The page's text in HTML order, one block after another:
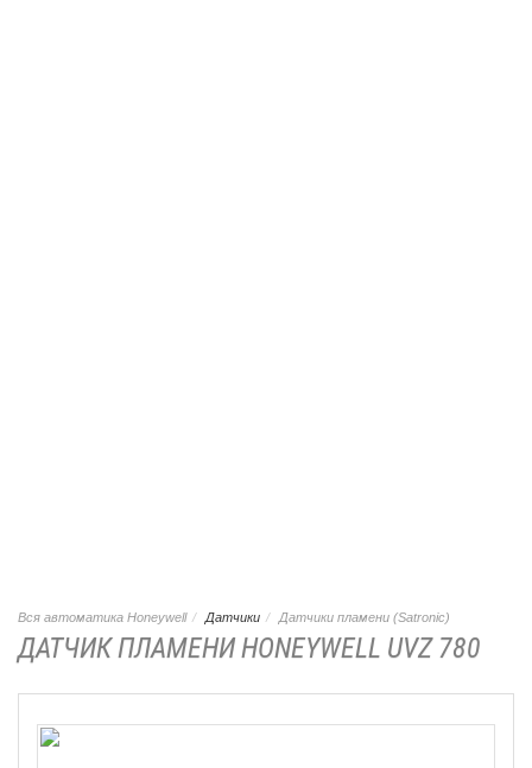
Вся автоматика Honeywell Датчики Датчики пламени (Satronic)
ДАТЧИК ПЛАМЕНИ HONEYWELL UVZ 780